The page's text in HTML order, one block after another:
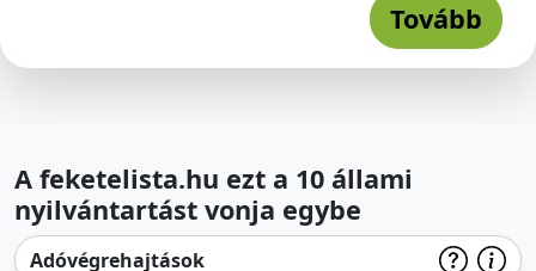
Tovább
A feketelista.hu ezt a 10 állami
nyilvántartást vonja egybe
Adóvégrehajtások